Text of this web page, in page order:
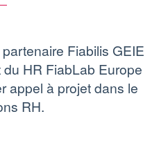
Fiabilis GEIE
HR FiabLab Europe
appel à projet dans le
RH.